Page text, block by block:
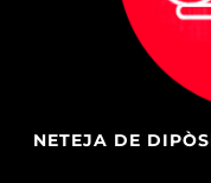
NETEJA DE